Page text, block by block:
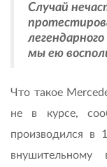
Случай
легендарного
мы ею
Что такое
не в курсе,
производился в
внушительному